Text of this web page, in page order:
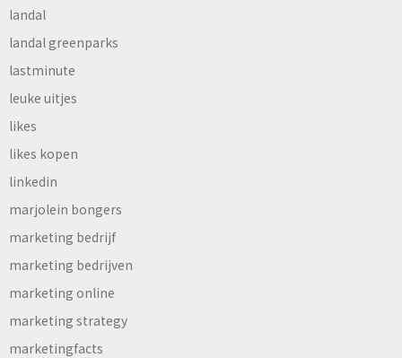
landal
landal greenparks
lastminute
leuke uitjes
likes
likes kopen
linkedin
marjolein bongers
marketing bedrijf
marketing bedrijven
marketing online
marketing strategy
marketingfacts